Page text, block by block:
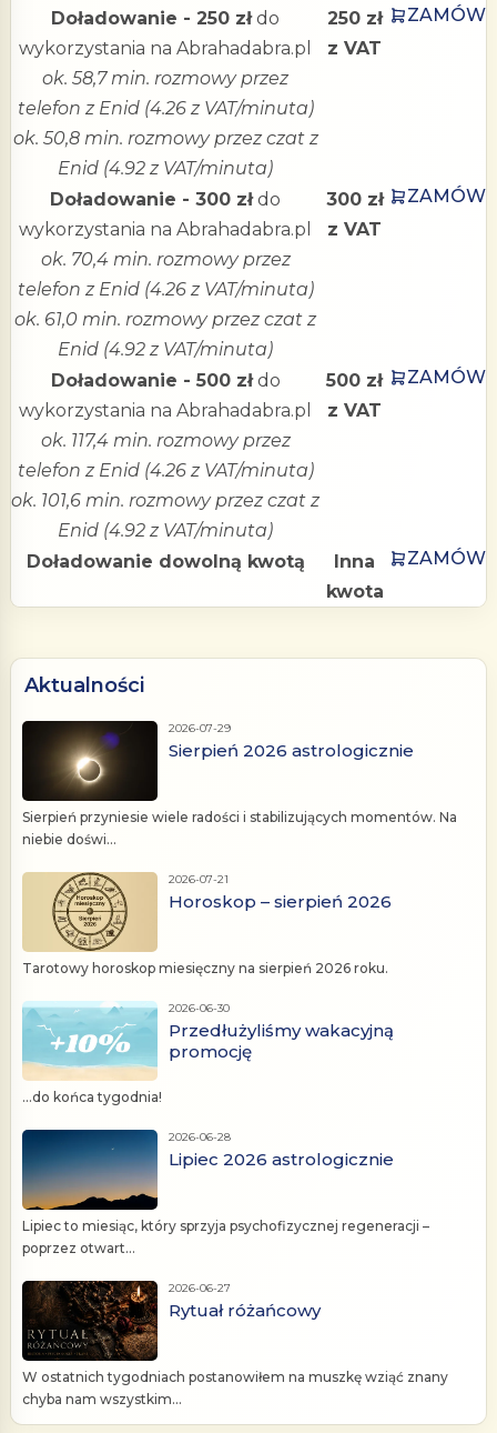
Doładowanie - 250 złdo
wykorzystania na Abrahadabra.pl
ok. 58,7 min. rozmowy przez
telefon z Enid (4.26 z VAT/minuta)
ok. 50,8 min. rozmowy przez czat z
Enid (4.92 z VAT/minuta)
250 zł
z VAT
ZAMÓW
Doładowanie - 300 złdo
wykorzystania na Abrahadabra.pl
ok. 70,4 min. rozmowy przez
telefon z Enid (4.26 z VAT/minuta)
ok. 61,0 min. rozmowy przez czat z
Enid (4.92 z VAT/minuta)
300 zł
z VAT
ZAMÓW
Doładowanie - 500 złdo
wykorzystania na Abrahadabra.pl
ok. 117,4 min. rozmowy przez
telefon z Enid (4.26 z VAT/minuta)
ok. 101,6 min. rozmowy przez czat z
Enid (4.92 z VAT/minuta)
500 zł
z VAT
ZAMÓW
Doładowanie dowolną kwotą
Inna
kwota
ZAMÓW
Aktualności
2026-07-29
Sierpień 2026 astrologicznie
Sierpień przyniesie wiele radości i stabilizujących momentów. Na
niebie doświ...
2026-07-21
Horoskop – sierpień 2026
Tarotowy horoskop miesięczny na sierpień 2026 roku.
2026-06-30
Przedłużyliśmy wakacyjną
promocję
...do końca tygodnia!
2026-06-28
Lipiec 2026 astrologicznie
Lipiec to miesiąc, który sprzyja psychofizycznej regeneracji –
poprzez otwart...
2026-06-27
Rytuał różańcowy
W ostatnich tygodniach postanowiłem na muszkę wziąć znany
chyba nam wszystkim...